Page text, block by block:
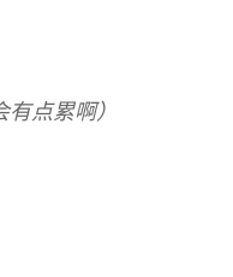
点累啊）